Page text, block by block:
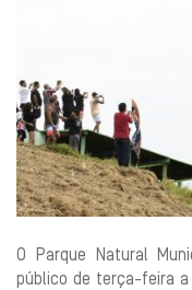
O Parque Natural
público de terça-feira a